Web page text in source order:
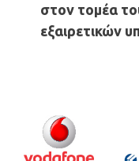
στον τομέα
εξαιρετικών